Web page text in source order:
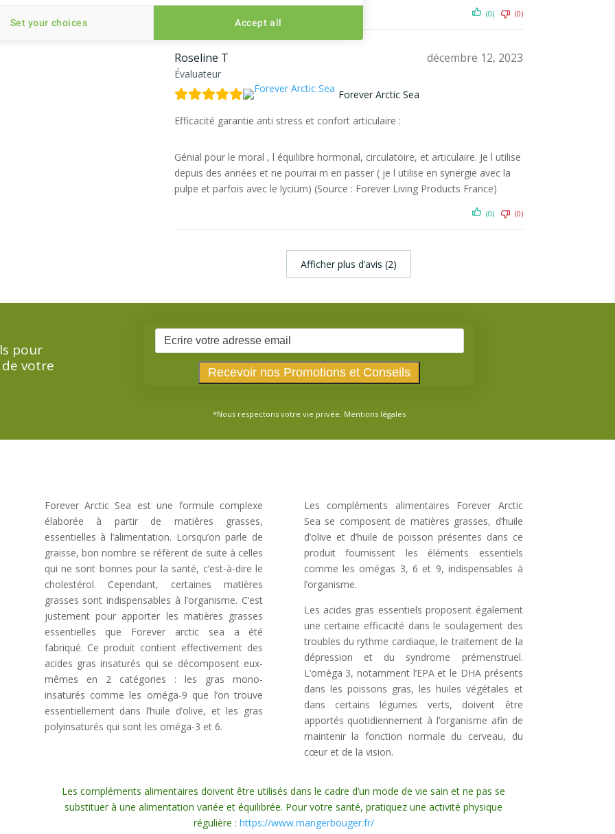
(0) (0)
Roseline T
Évaluateur
décembre 12, 2023
Forever Arctic Sea
Efficacité garantie anti stress et confort articulaire :
Génial pour le moral , l équilibre hormonal, circulatoire, et articulaire. Je l utilise
depuis des années et ne pourrai m en passer ( je l utilise en synergie avec la
pulpe et parfois avec le lycium) (Source : Forever Living Products France)
(0) (0)
Afficher plus d‘avis (2)
pour
votre
*Nous respectons votre vie privée. Mentions légales
Forever Arctic Sea est une formule complexe
élaborée à partir de matières grasses,
essentielles à l’alimentation. Lorsqu’on parle de
graisse, bon nombre se réfèrent de suite à celles
qui ne sont bonnes pour la santé, c’est-à-dire le
cholestérol. Cependant, certaines matières
grasses sont indispensables à l’organisme. C’est
justement pour apporter les matières grasses
essentielles que Forever arctic sea a été
fabriqué. Ce produit contient effectivement des
acides gras insaturés qui se décomposent eux-
mêmes en 2 catégories : les gras mono-
insaturés comme les oméga-9 que l’on trouve
essentiellement dans l’huile d’olive, et les gras
polyinsaturés qui sont les oméga-3 et 6.
Les compléments alimentaires Forever Arctic
Sea se composent de matières grasses, d’huile
d’olive et d’huile de poisson présentes dans ce
produit fournissent les éléments essentiels
comme les omégas 3, 6 et 9, indispensables à
l’organisme.
Les acides gras essentiels proposent également
une certaine efficacité dans le soulagement des
troubles du rythme cardiaque, le traitement de la
dépression et du syndrome prémenstruel.
L’oméga 3, notamment l’EPA et le DHA présents
dans les poissons gras, les huiles végétales et
dans certains légumes verts, doivent être
apportés quotidiennement à l’organisme afin de
maintenir la fonction normale du cerveau, du
cœur et de la vision.
Les compléments alimentaires doivent être utilisés dans le cadre d’un mode de vie sain et ne pas se
substituer à une alimentation variée et équilibrée. Pour votre santé, pratiquez une activité physique
régulière : https://www.mangerbouger.fr/
Set your choices Accept all